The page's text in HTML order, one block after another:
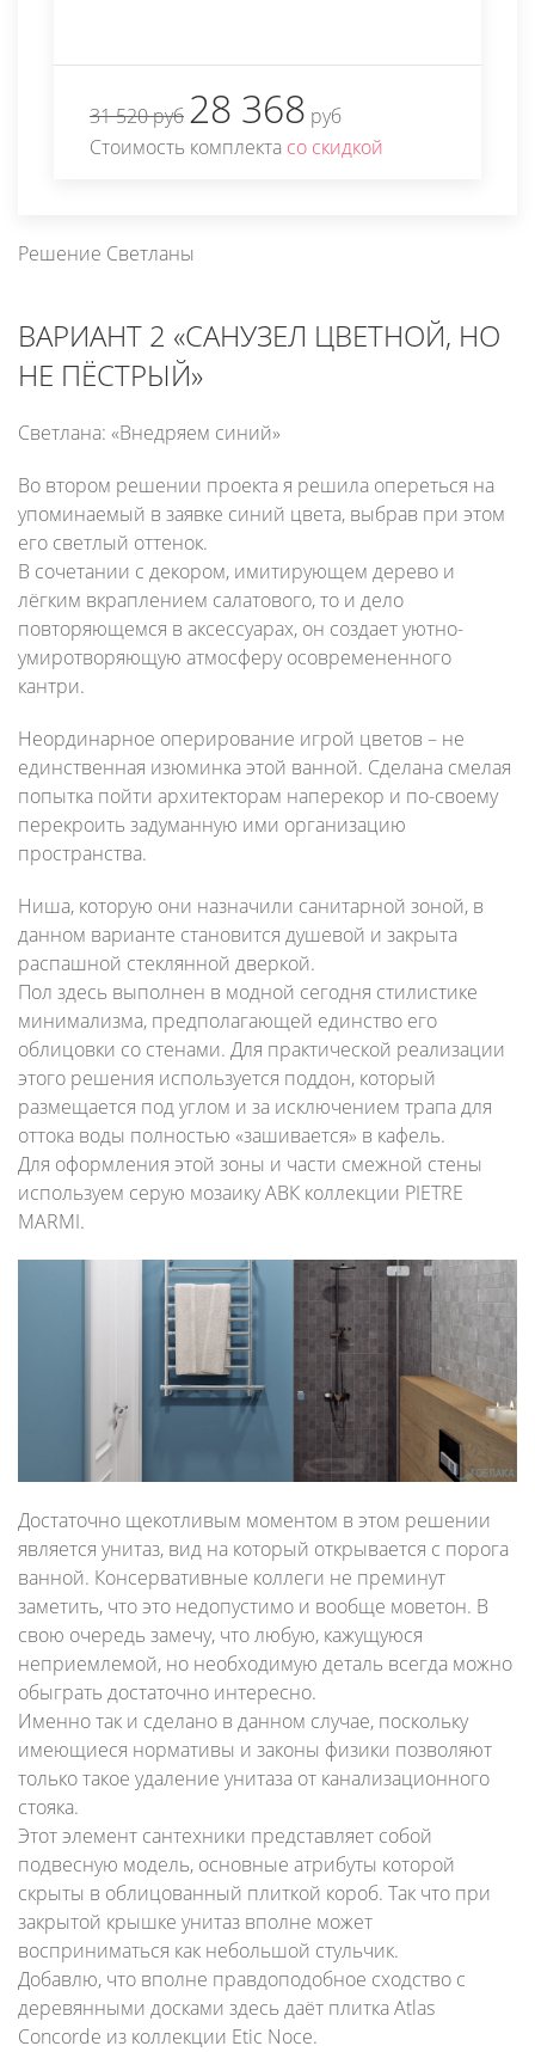
31 520 руб 28 368 руб
Стоимость комплекта со скидкой
Решение Светланы
ВАРИАНТ 2 «САНУЗЕЛ ЦВЕТНОЙ, НО
НЕ ПЁСТРЫЙ»
Светлана: «Внедряем синий»
Во втором решении проекта я решила опереться на
упоминаемый в заявке синий цвета, выбрав при этом
его светлый оттенок.
В сочетании с декором, имитирующем дерево и
лёгким вкраплением салатового, то и дело
повторяющемся в аксессуарах, он создает уютно-
умиротворяющую атмосферу осовремененного
кантри.
Неординарное оперирование игрой цветов – не
единственная изюминка этой ванной. Сделана смелая
попытка пойти архитекторам наперекор и по-своему
перекроить задуманную ими организацию
пространства.
Ниша, которую они назначили санитарной зоной, в
данном варианте становится душевой и закрыта
распашной стеклянной дверкой.
Пол здесь выполнен в модной сегодня стилистике
минимализма, предполагающей единство его
облицовки со стенами. Для практической реализации
этого решения используется поддон, который
размещается под углом и за исключением трапа для
оттока воды полностью «зашивается» в кафель.
Для оформления этой зоны и части смежной стены
используем серую мозаику АВК коллекции PIETRE
MARMI.
Достаточно щекотливым моментом в этом решении
является унитаз, вид на который открывается с порога
ванной. Консервативные коллеги не преминут
заметить, что это недопустимо и вообще моветон. В
свою очередь замечу, что любую, кажущуюся
неприемлемой, но необходимую деталь всегда можно
обыграть достаточно интересно.
Именно так и сделано в данном случае, поскольку
имеющиеся нормативы и законы физики позволяют
только такое удаление унитаза от канализационного
стояка.
Этот элемент сантехники представляет собой
подвесную модель, основные атрибуты которой
скрыты в облицованный плиткой короб. Так что при
закрытой крышке унитаз вполне может
восприниматься как небольшой стульчик.
Добавлю, что вполне правдоподобное сходство с
деревянными досками здесь даёт плитка Atlas
Concorde из коллекции Etic Noce.